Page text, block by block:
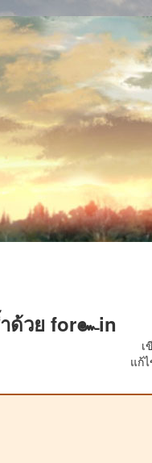
ำด้วย for๛in
เ
แก้